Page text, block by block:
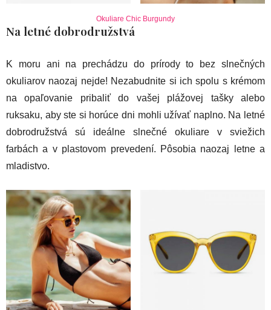
Okuliare Chic Burgundy
Na letné dobrodružstvá
K moru ani na prechádzu do prírody to bez slnečných
okuliarov naozaj nejde! Nezabudnite si ich spolu s krémom
na opaľovanie pribaliť do vašej plážovej tašky alebo
ruksaku, aby ste si horúce dni mohli užívať naplno. Na letné
dobrodružstvá sú ideálne slnečné okuliare v sviežich
farbách a v plastovom prevedení. Pôsobia naozaj letne a
mladistvo.